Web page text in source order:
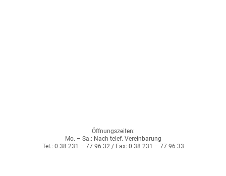
Öffnungszeiten:
Mo. – Sa.: Nach telef. Vereinbarung
Tel.: 0 38 231 – 77 96 32 / Fax: 0 38 231 – 77 96 33